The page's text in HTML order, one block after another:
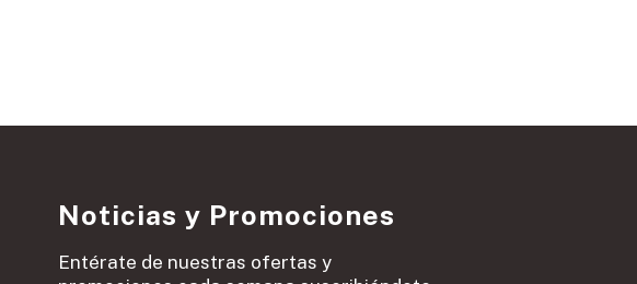
Noticias y Promociones
Entérate de nuestras ofertas y